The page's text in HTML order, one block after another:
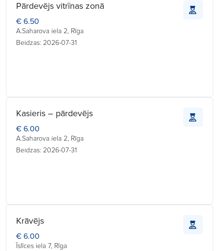
Pārdevējs vitrīnas zonā
€ 6.50
A.Saharova iela 2, Rīga
Beidzas: 2026-07-31
Kasieris – pārdevējs
€ 6.00
A.Saharova iela 2, Rīga
Beidzas: 2026-07-31
Krāvējs
€ 6.00
Īslīces iela 7, Rīga